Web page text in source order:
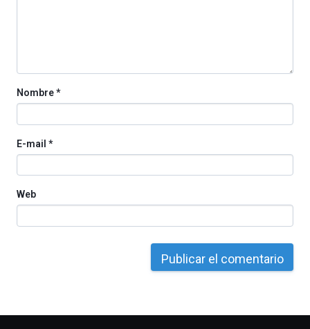
Nombre*
E-mail *
Web